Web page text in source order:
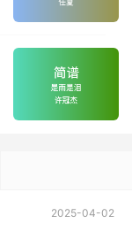
2025-04-02